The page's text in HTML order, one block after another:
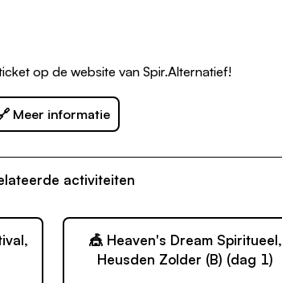
op de website vanSpir.Alternatief!
Meer informatie
activiteiten
🎪 Heaven's Dream Spiritueel,
Heusden Zolder (B) (dag 1)